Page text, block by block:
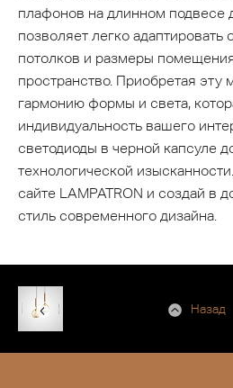
плафонов на длинном подвесе
позволяет легко
потолков и размеры
пространство. Приобретая эту
гармонию формы и света,
индивидуальность вашего
светодиоды в черной капсуле
технологической
сайте LAMPATRON и создай в
стиль современного дизайна.
Назад